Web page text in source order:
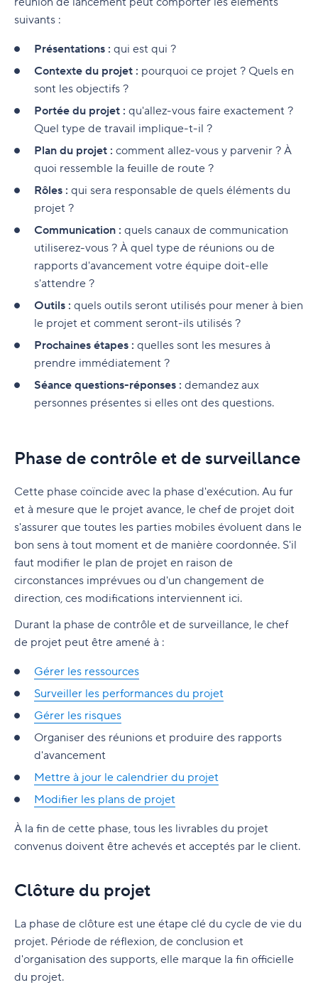
suivants :
Présentations : qui est qui ?
Contexte du projet : pourquoi ce projet ? Quels en
sont les objectifs ?
Portée du projet : qu'allez-vous faire exactement ?
Quel type de travail implique-t-il ?
Plan du projet : comment allez-vous y parvenir ? À
quoi ressemble la feuille de route ?
Rôles : qui sera responsable de quels éléments du
projet ?
Communication : quels canaux de communication
utiliserez-vous ? À quel type de réunions ou de
rapports d'avancement votre équipe doit-elle
s'attendre ?
Outils : quels outils seront utilisés pour mener à bien
le projet et comment seront-ils utilisés ?
Prochaines étapes : quelles sont les mesures à
prendre immédiatement ?
Séance questions-réponses : demandez aux
personnes présentes si elles ont des questions.
Phase de contrôle et de surveillance
Cette phase coïncide avec la phase d'exécution. Au fur
et à mesure que le projet avance, le chef de projet doit
s'assurer que toutes les parties mobiles évoluent dans le
bon sens à tout moment et de manière coordonnée. S'il
faut modifier le plan de projet en raison de
circonstances imprévues ou d'un changement de
direction, ces modifications interviennent ici.
Durant la phase de contrôle et de surveillance, le chef
de projet peut être amené à :
Gérer les ressources
Surveiller les performances du projet
Gérer les risques
Organiser des réunions et produire des rapports
d'avancement
Mettre à jour le calendrier du projet
Modifier les plans de projet
À la fin de cette phase, tous les livrables du projet
convenus doivent être achevés et acceptés par le client.
Clôture du projet
La phase de clôture est une étape clé du cycle de vie du
projet. Période de réflexion, de conclusion et
d'organisation des supports, elle marque la fin officielle
du projet.